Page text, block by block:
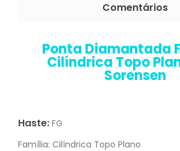
Comentários
Ponta Diamantada
Cilíndrica Topo
Sorensen
Haste: FG
Família: Cilíndrica Topo Plano